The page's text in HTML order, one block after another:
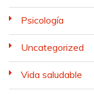
Psicología
Uncategorized
Vida saludable